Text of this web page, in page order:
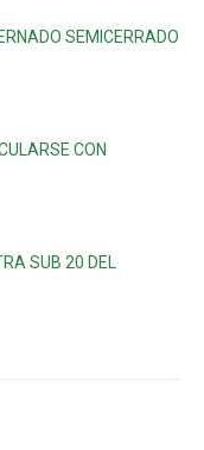
SEMICERRADO
CON
SUB 20 DEL